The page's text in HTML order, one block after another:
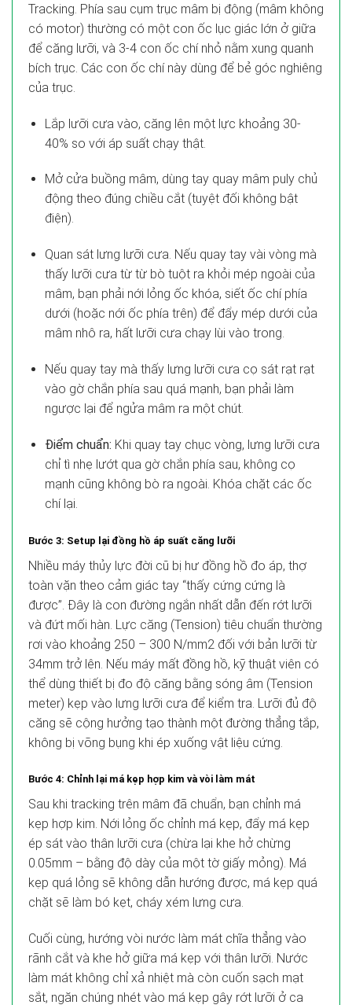
Tracking. Phía sau cụm trục mâm bị động (mâm không
có motor) thường có một con ốc lục giác lớn ở giữa
để căng lưỡi, và 3-4 con ốc chí nhỏ nằm xung quanh
bích trục. Các con ốc chí này dùng để bẻ góc nghiêng
của trục.
Lắp lưỡi cưa vào, căng lên một lực khoảng 30-
40% so với áp suất chạy thật.
Mở cửa buồng mâm, dùng tay quay mâm puly chủ
động theo đúng chiều cắt (tuyệt đối không bật
điện).
Quan sát lưng lưỡi cưa. Nếu quay tay vài vòng mà
thấy lưỡi cưa từ từ bò tuột ra khỏi mép ngoài của
mâm, bạn phải nới lỏng ốc khóa, siết ốc chí phía
dưới (hoặc nới ốc phía trên) để đẩy mép dưới của
mâm nhô ra, hất lưỡi cưa chạy lùi vào trong.
Nếu quay tay mà thấy lưng lưỡi cưa cọ sát rạt rạt
vào gờ chắn phía sau quá mạnh, bạn phải làm
ngược lại để ngửa mâm ra một chút.
Điểm chuẩn: Khi quay tay chục vòng, lưng lưỡi cưa
chỉ tì nhẹ lướt qua gờ chắn phía sau, không cọ
mạnh cũng không bò ra ngoài. Khóa chặt các ốc
chí lại.
Bước 3: Setup lại đồng hồ áp suất căng lưỡi
Nhiều máy thủy lực đời cũ bị hư đồng hồ đo áp, thợ
toàn vặn theo cảm giác tay “thấy cứng cứng là
được”. Đây là con đường ngắn nhất dẫn đến rớt lưỡi
và đứt mối hàn. Lực căng (Tension) tiêu chuẩn thường
rơi vào khoảng 250 – 300 N/mm2 đối với bản lưỡi từ
34mm trở lên. Nếu máy mất đồng hồ, kỹ thuật viên có
thể dùng thiết bị đo độ căng bằng sóng âm (Tension
meter) kẹp vào lưng lưỡi cưa để kiểm tra. Lưỡi đủ độ
căng sẽ cộng hưởng tạo thành một đường thẳng tắp,
không bị võng bụng khi ép xuống vật liệu cứng.
Bước 4: Chỉnh lại má kẹp hợp kim và vòi làm mát
Sau khi tracking trên mâm đã chuẩn, bạn chỉnh má
kẹp hợp kim. Nới lỏng ốc chỉnh má kẹp, đẩy má kẹp
ép sát vào thân lưỡi cưa (chừa lại khe hở chừng
0.05mm – bằng độ dày của một tờ giấy mỏng). Má
kẹp quá lỏng sẽ không dẫn hướng được, má kẹp quá
chặt sẽ làm bó kẹt, cháy xém lưng cưa.
Cuối cùng, hướng vòi nước làm mát chĩa thẳng vào
rãnh cắt và khe hở giữa má kẹp với thân lưỡi. Nước
làm mát không chỉ xả nhiệt mà còn cuốn sạch mạt
sắt, ngăn chúng nhét vào má kẹp gây rớt lưỡi ở ca